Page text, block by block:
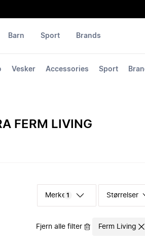
Vesker Accessories Sport
Barn Sport Brands
FERM LIVING
Merke 1 Størrelser
Fjern alle filter Ferm Living